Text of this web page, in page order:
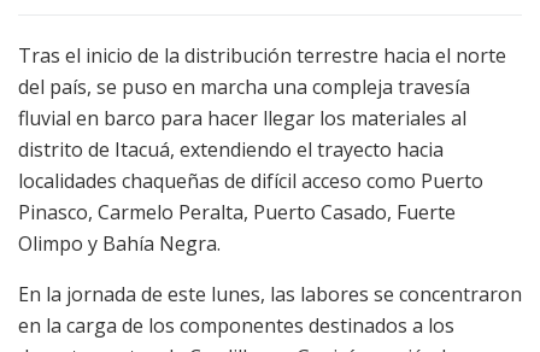
Tras el inicio de la distribución terrestre hacia el norte
del país, se puso en marcha una compleja travesía
fluvial en barco para hacer llegar los materiales al
distrito de Itacuá, extendiendo el trayecto hacia
localidades chaqueñas de difícil acceso como Puerto
Pinasco, Carmelo Peralta, Puerto Casado, Fuerte
Olimpo y Bahía Negra.
En la jornada de este lunes, las labores se concentraron
en la carga de los componentes destinados a los